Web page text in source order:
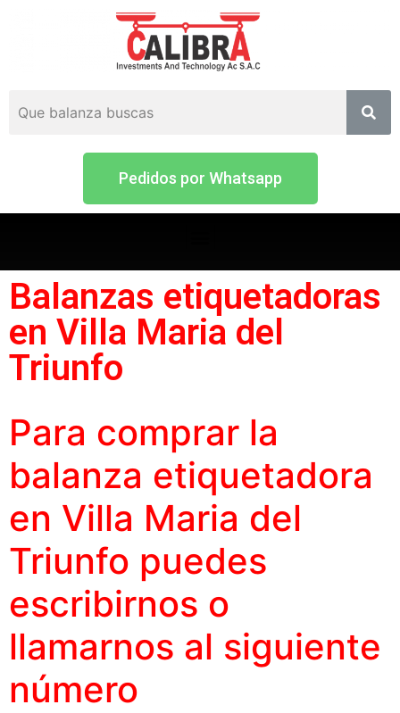
Pedidos por Whatsapp
Balanzas etiquetadoras
en Villa Maria del
Triunfo
Para comprar la
balanza etiquetadora
en Villa Maria del
Triunfo puedes
escribirnos o
llamarnos al siguiente
número